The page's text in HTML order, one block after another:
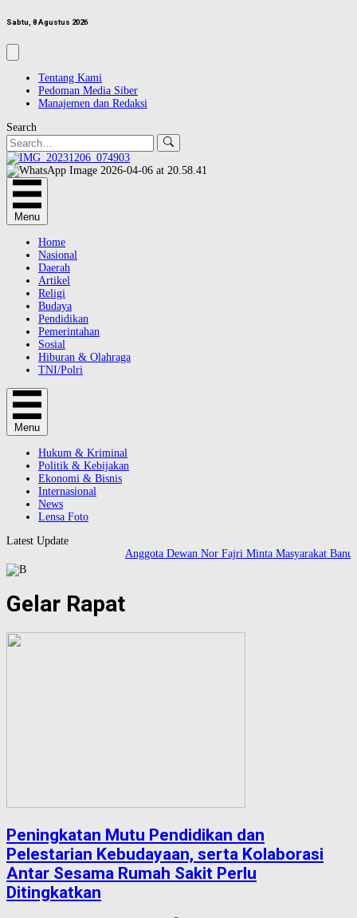
Sabtu, 8 Agustus 2026
Tentang Kami
Pedoman Media Siber
Manajemen dan Redaksi
Search
Menu
Home
Nasional
Daerah
Artikel
Religi
Budaya
Pendidikan
Pemerintahan
Sosial
Hiburan & Olahraga
TNI/Polri
Menu
Hukum & Kriminal
Politik & Kebijakan
Ekonomi & Bisnis
Internasional
News
Lensa Foto
Latest Update
Anggota Dewan Nor Fajri Minta Masyarakat Banua
Gelar Rapat
Peningkatan Mutu Pendidikan dan
Pelestarian Kebudayaan, serta Kolaborasi
Antar Sesama Rumah Sakit Perlu
Ditingkatkan